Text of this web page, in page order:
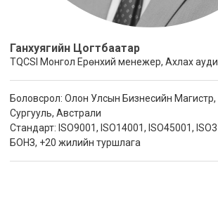
Ганхуягийн Цогтбаатар
TQCSI Монгол Ерөнхий менежер, Ахлах
Боловсрол: Олон Улсын Бизнесийн
Сургууль, Австрали
Стандарт: ISO9001, ISO14001, ISO45001,
БОНЗ, +20 жилийн туршлага